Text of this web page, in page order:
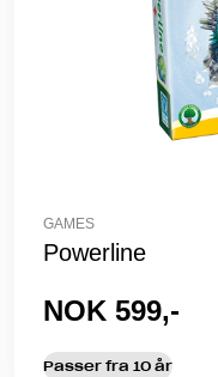
GAMES
Powerline
NOK 599,-
Passer fra 10 år